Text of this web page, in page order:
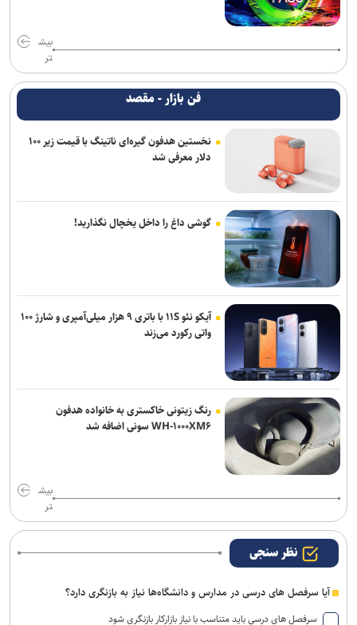
بیش
تر
فن بازار - مقصد
نخستین هدفون گیره‌ای ناتینگ با قیمت زیر ۱۰۰
دلار معرفی شد
گوشی داغ را داخل یخچال نگذارید!
آیکو نئو ۱۱S با باتری ۹ هزار میلی‌آمپری و شارژ ۱۰۰
واتی رکورد می‌زند
رنگ زیتونی خاکستری به خانواده هدفون
WH-۱۰۰۰XM۶ سونی اضافه شد
بیش
تر
نظر سنجی
آیا سرفصل های درسی در مدارس و دانشگاه‌ها نیاز به بازنگری دارد؟
سرفصل های درسی باید متناسب با نیاز بازارکار بازنگری شود